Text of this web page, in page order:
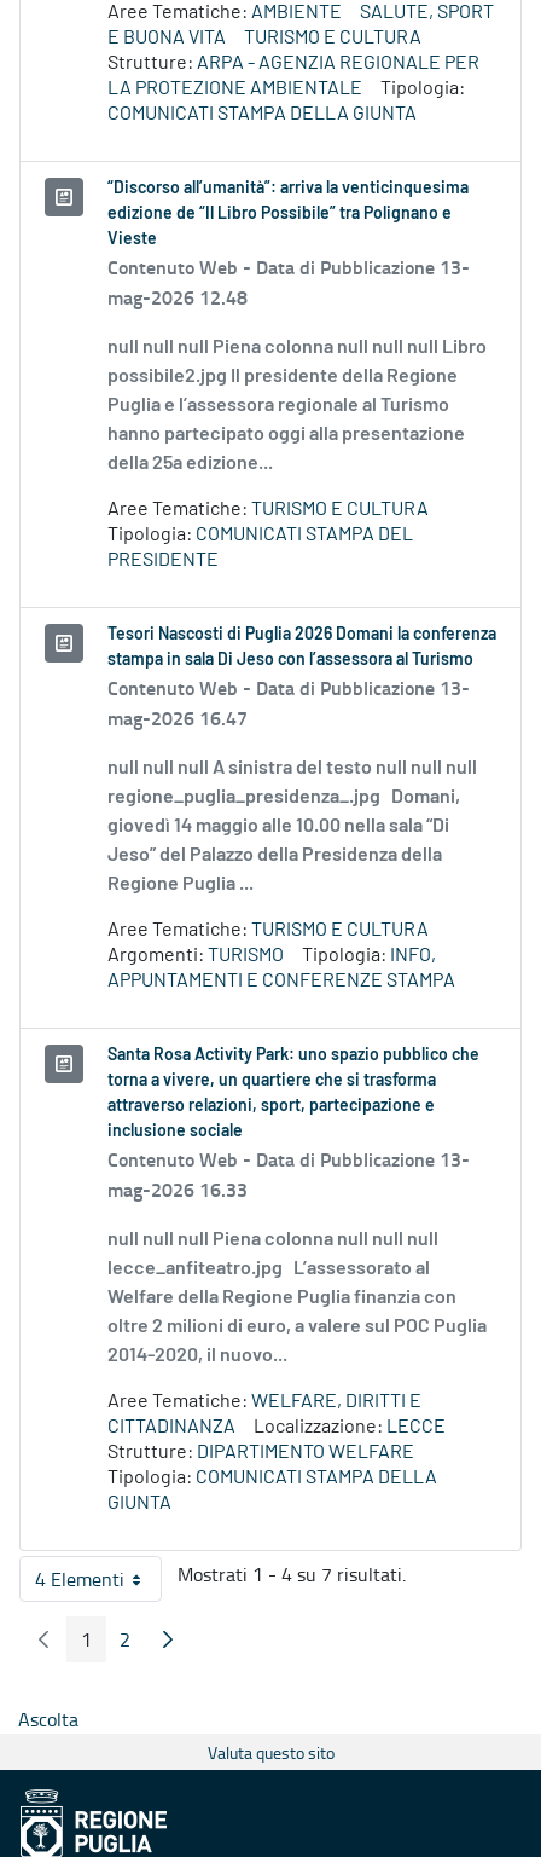
Aree Tematiche: AMBIENTE
SALUTE, SPORT
E BUONA VITA
TURISMO E CULTURA
Strutture: ARPA - AGENZIA REGIONALE PER
LA PROTEZIONE AMBIENTALE
Tipologia:
COMUNICATI STAMPA DELLA GIUNTA
“Discorso all’umanità”: arriva la venticinquesima
edizione de “Il Libro Possibile” tra Polignano e
Vieste
Contenuto Web - Data di Pubblicazione 13-
mag-2026 12.48
null null null Piena colonna null null null Libro
possibile2.jpg Il presidente della Regione
Puglia e l’assessora regionale al Turismo
hanno partecipato oggi alla presentazione
della 25a edizione...
Aree Tematiche: TURISMO E CULTURA
Tipologia: COMUNICATI STAMPA DEL
PRESIDENTE
Tesori Nascosti di Puglia 2026 Domani la conferenza
stampa in sala Di Jeso con l’assessora al Turismo
Contenuto Web - Data di Pubblicazione 13-
mag-2026 16.47
null null null A sinistra del testo null null null
regione_puglia_presidenza_.jpg Domani,
giovedì 14 maggio alle 10.00 nella sala “Di
Jeso” del Palazzo della Presidenza della
Regione Puglia ...
Aree Tematiche: TURISMO E CULTURA
Argomenti: TURISMO Tipologia:
INFO,
APPUNTAMENTI E CONFERENZE STAMPA
Santa Rosa Activity Park: uno spazio pubblico che
torna a vivere, un quartiere che si trasforma
attraverso relazioni, sport, partecipazione e
inclusione sociale
Contenuto Web - Data di Pubblicazione 13-
mag-2026 16.33
null null null Piena colonna null null null
lecce_anfiteatro.jpg L’assessorato al
Welfare della Regione Puglia finanzia con
oltre 2 milioni di euro, a valere sul POC Puglia
2014-2020, il nuovo...
Aree Tematiche: WELFARE, DIRITTI E
CITTADINANZA
Localizzazione: LECCE
Strutture: DIPARTIMENTO WELFARE
Tipologia: COMUNICATI STAMPA DELLA
GIUNTA
4 ElementiPer pagina
Mostrati 1 - 4 su 7 risultati.
Pagina Precedente
Pagina
1 Pagina
2 Pagina Seguente
Ascolta
Valuta questo sito